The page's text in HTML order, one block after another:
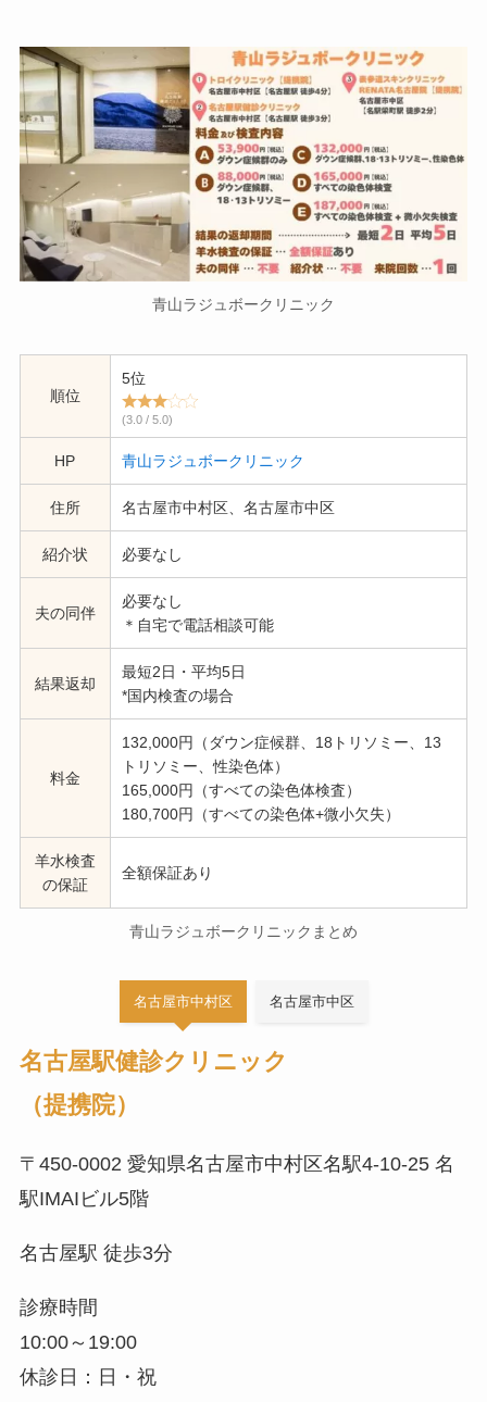
青山ラジュボークリニック
順位
5位
(3.0 / 5.0)
HP 青山ラジュボークリニック
住所 名古屋市中村区、名古屋市中区
紹介状 必要なし
夫の同伴
必要なし
＊自宅で電話相談可能
結果返却
最短2日・平均5日
*国内検査の場合
料金
132,000円（ダウン症候群、18トリソミー、13
トリソミー、性染色体）
165,000円（すべての染色体検査）
180,700円（すべての染色体+微小欠失）
羊水検査
の保証
全額保証あり
青山ラジュボークリニックまとめ
名古屋市中村区 名古屋市中区
名古屋駅健診クリニック
（提携院）
〒450-0002 愛知県名古屋市中村区名駅4-10-25 名
駅IMAIビル5階
名古屋駅 徒歩3分
診療時間
10:00～19:00
休診日：日・祝